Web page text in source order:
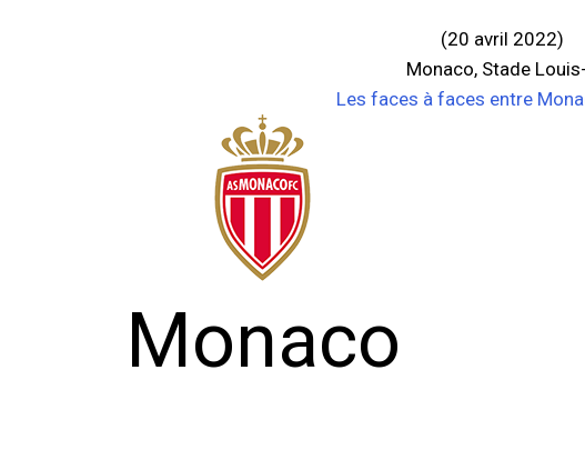
(20 avril 2022)
Monaco, Stade
Les faces à faces entre
Monaco